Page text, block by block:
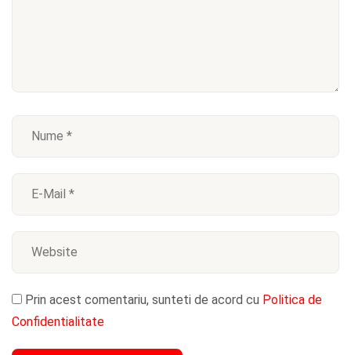
Prin acest comentariu, sunteti de acord cu Politica de
Confidentialitate